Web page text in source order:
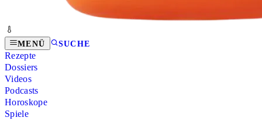
MENÜ SUCHE
Rezepte
Dossiers
Videos
Podcasts
Horoskope
Spiele